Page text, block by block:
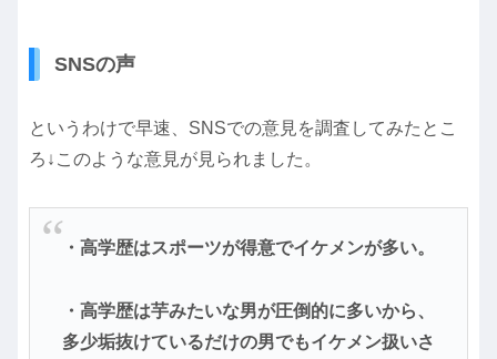
SNSの声
というわけで早速、SNSでの意見を調査してみたとこ
ろ↓このような意見が見られました。
・高学歴はスポーツが得意でイケメンが多い。
・高学歴は芋みたいな男が圧倒的に多いから、
多少垢抜けているだけの男でもイケメン扱いさ